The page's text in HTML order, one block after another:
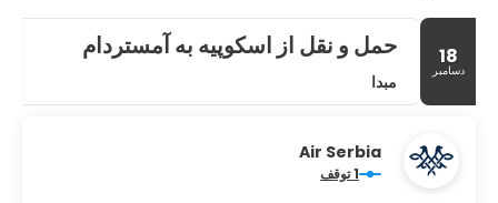
18
دسامبر
حمل و نقل از اسکوپیه به آمستردام
مبدا
Air Serbia
1 توقف